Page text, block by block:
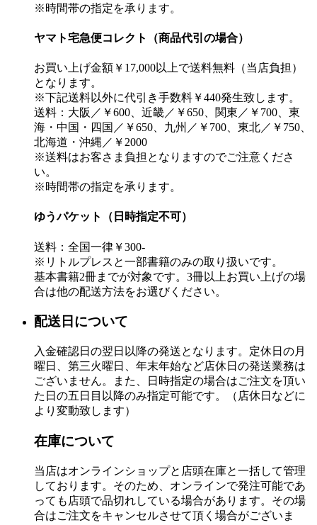
※時間帯の指定を承ります。
ヤマト宅急便コレクト（商品代引の場合）
お買い上げ金額￥17,000以上で送料無料（当店負担）
となります。
※下記送料以外に代引き手数料￥440発生致します。
送料：大阪／￥600、近畿／￥650、関東／￥700、東
海・中国・四国／￥650、九州／￥700、東北／￥750、
北海道・沖縄／￥2000
※送料はお客さま負担となりますのでご注意くださ
い。
※時間帯の指定を承ります。
ゆうパケット（日時指定不可）
送料：全国一律￥300-
※リトルプレスと一部書籍のみの取り扱いです。
基本書籍2冊までが対象です。3冊以上お買い上げの場
合は他の配送方法をお選びください。
配送日について
入金確認日の翌日以降の発送となります。定休日の月
曜日、第三火曜日、年末年始など店休日の発送業務は
ございません。また、日時指定の場合はご注文を頂い
た日の五日目以降のみ指定可能です。（店休日などに
より変動致します）
在庫について
当店はオンラインショップと店頭在庫と一括して管理
しております。そのため、オンラインで発注可能であ
っても店頭で品切れしている場合があります。その場
合はご注文をキャンセルさせて頂く場合がございま